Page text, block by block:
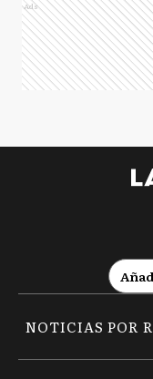
Ads
NOTICIAS POR